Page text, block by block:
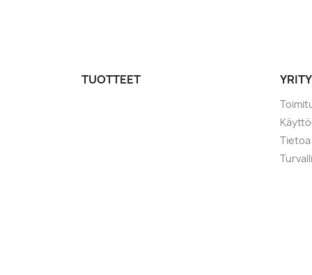
TUOTTEET